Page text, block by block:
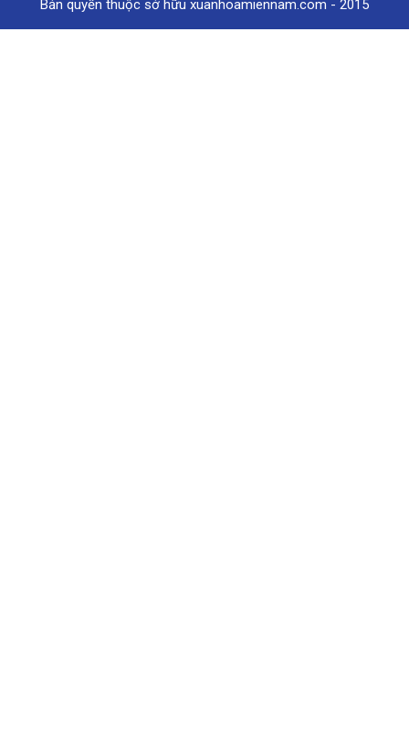
Bản quyền thuộc sở hữu xuanhoamiennam.com - 2015